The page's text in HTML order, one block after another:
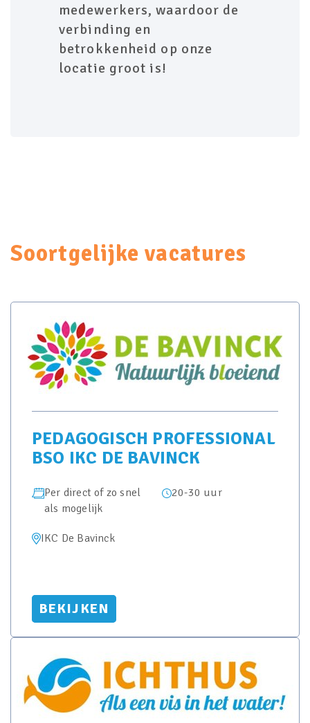
medewerkers, waardoor de
verbinding en
betrokkenheid op onze
locatie groot is!
Soortgelijke vacatures
PEDAGOGISCH PROFESSIONAL
BSO IKC DE BAVINCK
Per direct of zo snel
als mogelijk
20-30 uur
IKC De Bavinck
BEKIJKEN